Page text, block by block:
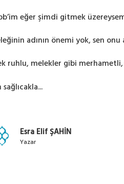
eğer şimdi gitmek
adının önemi yok, sen onu
ruhlu, melekler gibi merhametli,
sağlıcakla...
Esra Elif ŞAHİN
Yazar